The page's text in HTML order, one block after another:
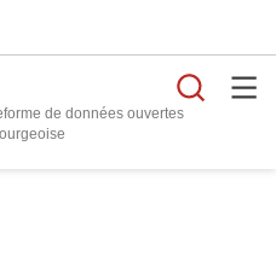
de données ouvertes